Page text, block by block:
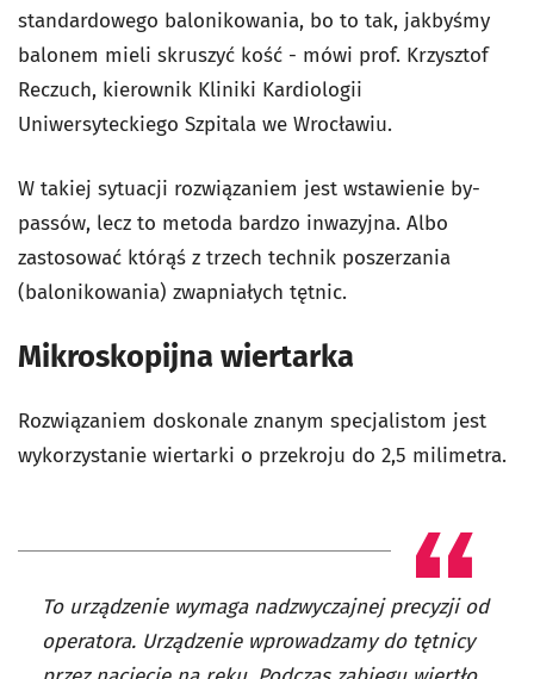
standardowego balonikowania, bo to tak, jakbyśmy
balonem mieli skruszyć kość - mówi prof. Krzysztof
Reczuch, kierownik Kliniki Kardiologii
Uniwersyteckiego Szpitala we Wrocławiu.
W takiej sytuacji rozwiązaniem jest wstawienie by-
passów, lecz to metoda bardzo inwazyjna. Albo
zastosować którąś z trzech technik poszerzania
(balonikowania) zwapniałych tętnic.
Mikroskopijna wiertarka
Rozwiązaniem doskonale znanym specjalistom jest
wykorzystanie wiertarki o przekroju do 2,5 milimetra.
To urządzenie wymaga nadzwyczajnej precyzji od
operatora. Urządzenie wprowadzamy do tętnicy